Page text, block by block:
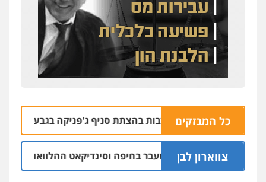
כל המבזקים
נעצרו בחשד למעורבות בהצתת סניף ג'פניקה בגבעתיים
צווארון לבן
יו"ר ש"ס לשעבר בחיפה וסינדיקאט ההלוואות של משפחת